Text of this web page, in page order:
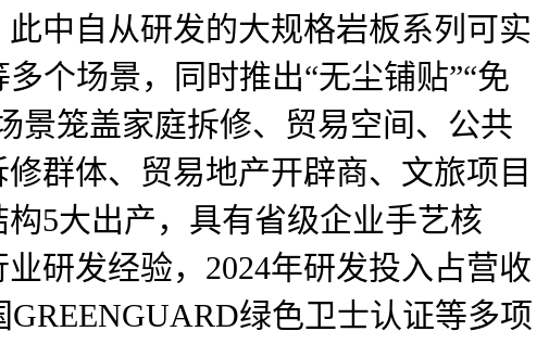
中自从研发的大规格岩板系列可实
个场景，同时推出“无尘铺贴”“免
景笼盖家庭拆修、贸易空间、公共
群体、贸易地产开辟商、文旅项目
5大出产，具有省级企业手艺核
研发经验，2024年研发投入占营收
绿色卫士认证等多项